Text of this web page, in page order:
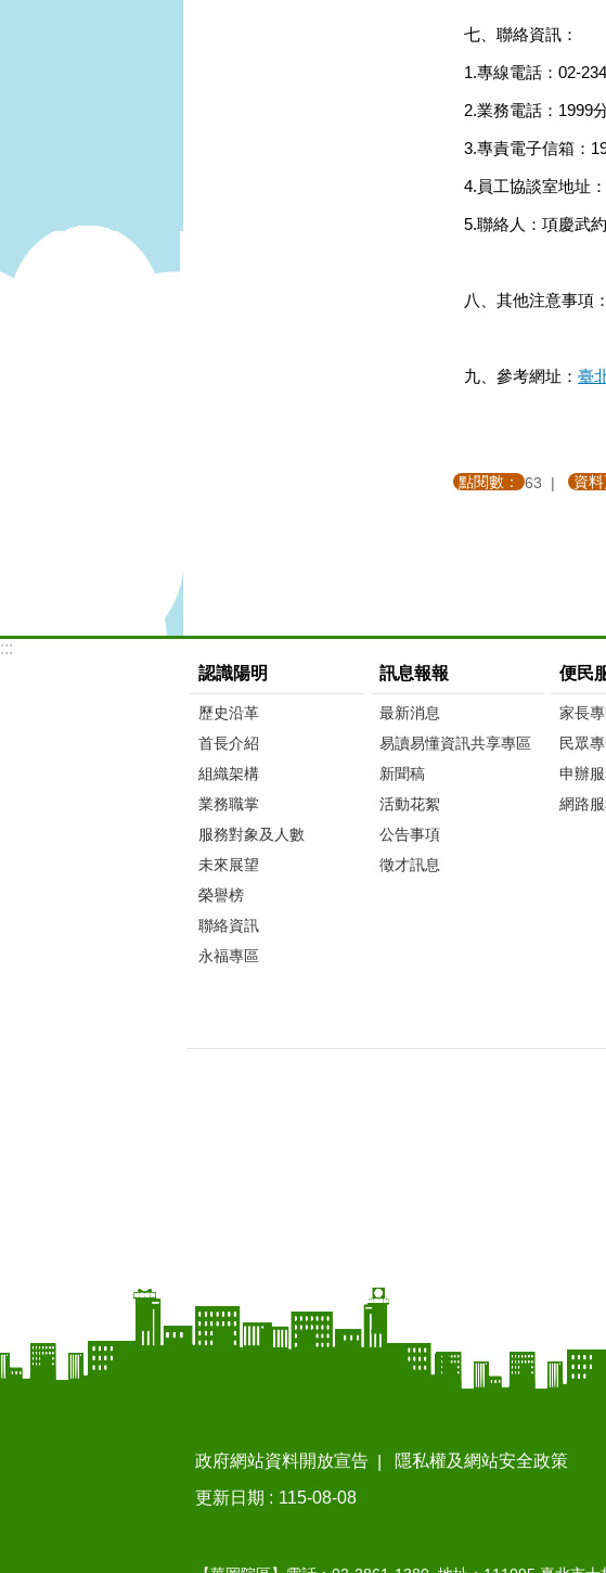
七、聯絡資訊：
1.專線電話：02-
2.業務電話：1999
3.專責電子信箱：
4.員工協談室地址
5.聯絡人：項慶武
八、其他注意事項
九、參考網址： 臺
點閱數： 63 資料
:::
認識陽明
歷史沿革
首長介紹
組織架構
業務職掌
服務對象及人數
未來展望
榮譽榜
聯絡資訊
永福專區
訊息報報
最新消息
易讀易懂資訊共享專區
新聞稿
活動花絮
公告事項
徵才訊息
便民
家長
民眾
申辦
網路
政府網站資料開放宣告
隱私權及網站安全政策
更新日期
115-08-08